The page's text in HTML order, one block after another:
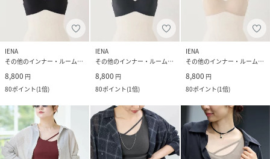
IENA
その他のインナー・ルームウェア
8,800 円
80ポイント(1倍)
IENA
その他のインナー・ルームウェア
8,800 円
80ポイント(1倍)
IENA
その他のインナー・ルームウェア
8,800 円
80ポイント(1倍)